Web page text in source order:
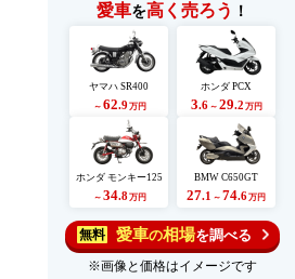
愛車を高く売ろう ！
ヤマハ SR400
～ 62.9 万円
ホンダ PCX
3.6 ～ 29.2 万円
ホンダ モンキー125
～ 34.8万円
BMW C650GT
27.1 ～ 74.6万円
無料 愛車の相場を調べる
※画像と価格はイメージです